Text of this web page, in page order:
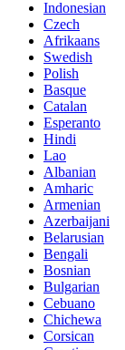
Indonesian
Czech
Afrikaans
Swedish
Polish
Basque
Catalan
Esperanto
Hindi
Lao
Albanian
Amharic
Armenian
Azerbaijani
Belarusian
Bengali
Bosnian
Bulgarian
Cebuano
Chichewa
Corsican